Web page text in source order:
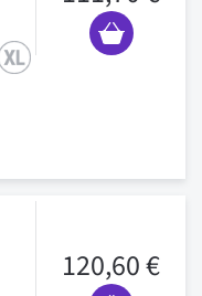
120,60 €